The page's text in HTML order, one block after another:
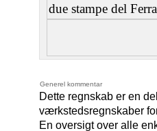
due stampe del
Generel kommentar
Dette regnskab er en
værkstedsregnskaber
En oversigt over alle